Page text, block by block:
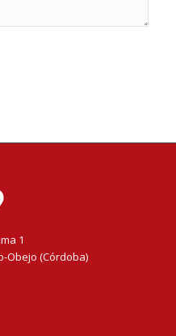
1
Obejo (Córdoba)